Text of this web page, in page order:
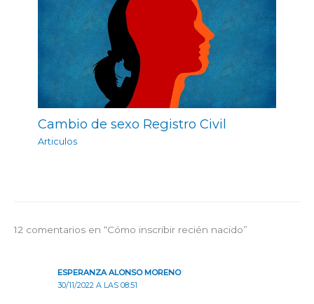
Cambio de sexo Registro Civil
Articulos
12 comentarios en “Cómo inscribir recién nacido”
ESPERANZA ALONSO MORENO
30/11/2022 A LAS 08:51